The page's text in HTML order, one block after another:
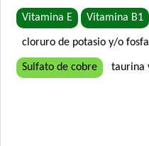
Vitamina E Vitamina B1
cloruro de potasio y/o
Sulfato de cobre taurina